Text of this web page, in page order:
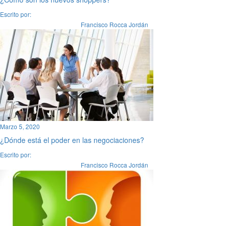
Escrito por:
Francisco Rocca Jordán
Marzo 5, 2020
¿Dónde está el poder en las negociaciones?
Escrito por:
Francisco Rocca Jordán